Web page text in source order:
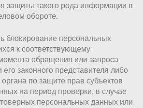
защиты такого рода информации в
обороте.
блокирование персональных
к соответствующему
обращения или запроса
его законного представителя либо
по защите прав субъектов
на период проверки, в случае
персональных данных или